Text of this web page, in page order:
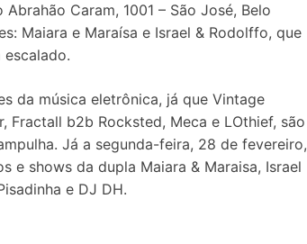
Caram, 1001 – São José, Belo
Maiara e Maraísa e Israel & Rodolffo, que
da música eletrônica, já que Vintage
Fractall b2b Rocksted, Meca e LOthief, são
Já a segunda-feira, 28 de fevereiro,
e shows da dupla Maiara & Maraisa, Israel
e DJ DH.